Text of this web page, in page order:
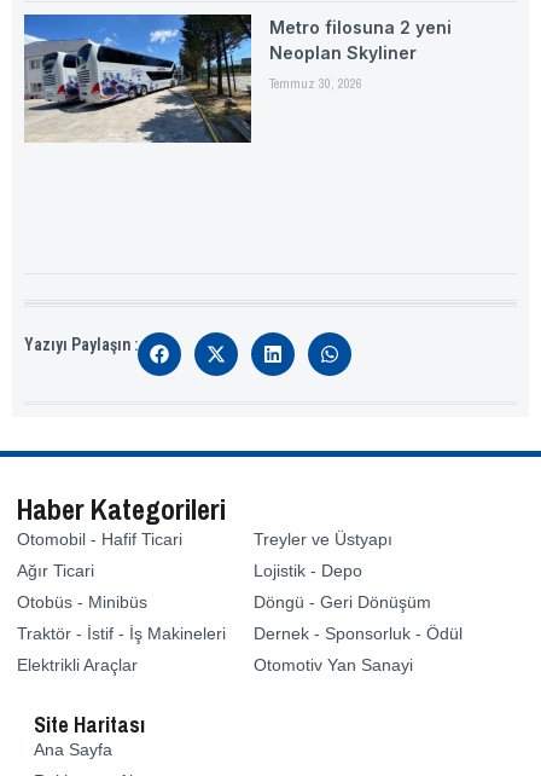
Metro filosuna 2 yeni
Neoplan Skyliner
Temmuz 30, 2026
Yazıyı Paylaşın :
Haber Kategorileri
Otomobil - Hafif Ticari
Ağır Ticari
Otobüs - Minibüs
Traktör - İstif - İş Makineleri
Elektrikli Araçlar
Treyler ve Üstyapı
Lojistik - Depo
Döngü - Geri Dönüşüm
Dernek - Sponsorluk - Ödül
Otomotiv Yan Sanayi
Site Haritası
Ana Sayfa